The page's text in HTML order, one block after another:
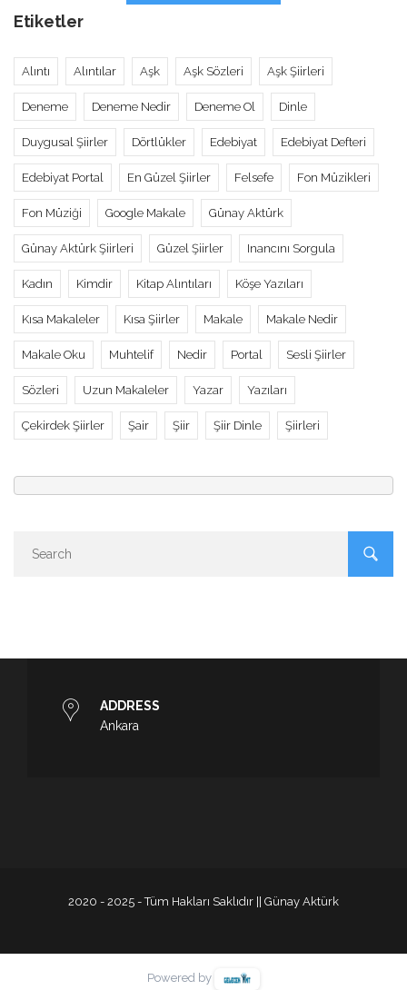
Etiketler
Alıntı Alıntılar Aşk Aşk Sözleri Aşk Şiirleri
Deneme Deneme Nedir Deneme Ol Dinle
Duygusal Şiirler Dörtlükler Edebiyat Edebiyat Defteri
Edebiyat Portal En Güzel Şiirler Felsefe Fon Müzikleri
Fon Müziği Google Makale Günay Aktürk
Günay Aktürk Şiirleri Güzel Şiirler Inancını Sorgula
Kadın Kimdir Kitap Alıntıları Köşe Yazıları
Kısa Makaleler Kısa Şiirler Makale Makale Nedir
Makale Oku Muhtelif Nedir Portal Sesli Şiirler
Sözleri Uzun Makaleler Yazar Yazıları
Çekirdek Şiirler Şair Şiir Şiir Dinle Şiirleri
ADDRESS
Ankara
2020 - 2025 - Tüm Hakları Saklıdır || Günay Aktürk
Powered by